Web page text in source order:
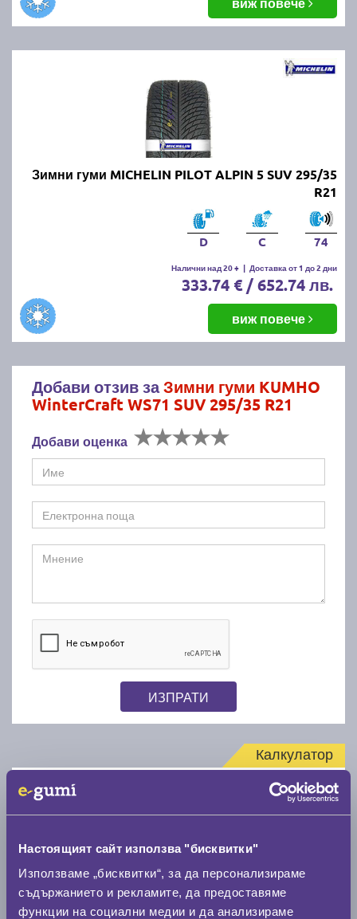
Настоящият сайт използва "бисквитки"
Използваме „бисквитки“, за да персонализираме
съдържанието и рекламите, да предоставяме
функции на социални медии и да анализираме
Зимни гуми MICHELIN PILOT ALPIN 5 SUV 295/35
R21
D C 74
Налични над 20 + | Доставка от 1 до 2 дни
333.74 € / 652.74 лв.
виж повече
Добави отзив заЗимни гуми KUMHO
WinterCraft WS71 SUV 295/35 R21
Добави оценка
ИЗПРАТИ
Калкулатор
Нов размер